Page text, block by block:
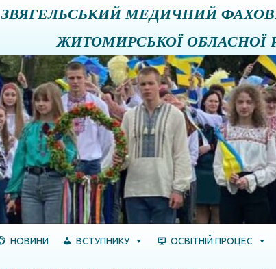
ЗВЯГЕЛЬСЬКИЙ МЕДИЧНИЙ
ЖИТОМИРСЬКОЇ ОБЛАСНОЇ
НОВИНИ ВСТУПНИКУ ОСВІТНІЙ ПРОЦЕС